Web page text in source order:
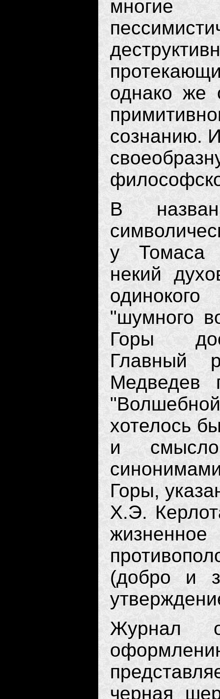
многие
однако же
сознанию.
В
у Томаса
некий
"шумного
Горы
Главный
Медведев
хотелось
и
Горы,
Х.Э.
(добро и
Журнал
черная